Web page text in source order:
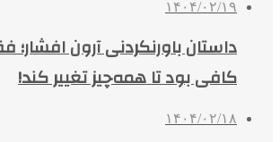
۱۴۰۴/۰۲/۱۹
داستان باورنکردنی آرون
کافی بود تا همه‌چیز تغییر کند!
۱۴۰۴/۰۲/۱۸